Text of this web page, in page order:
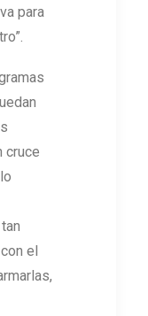
para
cruce
el